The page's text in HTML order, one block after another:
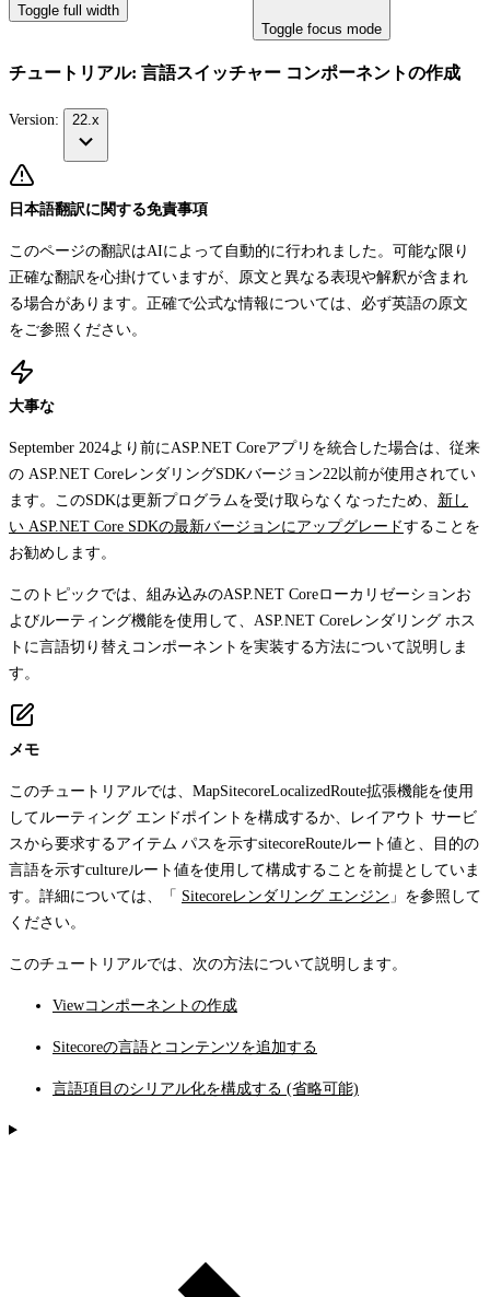
Toggle full width
Toggle focus mode
チュートリアル: 言語スイッチャー コンポーネントの作成
Version: 22.x
日本語翻訳に関する免責事項
このページの翻訳はAIによって自動的に行われました。可能な限り
正確な翻訳を心掛けていますが、原文と異なる表現や解釈が含まれ
る場合があります。正確で公式な情報については、必ず英語の原文
をご参照ください。
大事な
September 2024より前にASP.NET Coreアプリを統合した場合は、従来
の ASP.NET CoreレンダリングSDKバージョン22以前が使用されてい
ます。このSDKは更新プログラムを受け取らなくなったため、 新し
い ASP.NET Core SDKの最新バージョンにアップグレードすることを
お勧めします。
このトピックでは、組み込みのASP.NET Coreローカリゼーションお
よびルーティング機能を使用して、ASP.NET Coreレンダリング ホス
トに言語切り替えコンポーネントを実装する方法について説明しま
す。
メモ
このチュートリアルでは、 MapSitecoreLocalizedRoute拡張機能を使用
してルーティング エンドポイントを構成するか、レイアウト サービ
スから要求するアイテム パスを示すsitecoreRouteルート値と、目的の
言語を示すcultureルート値を使用して構成することを前提としていま
す。詳細については、「 Sitecoreレンダリング エンジン 」を参照して
ください。
このチュートリアルでは、次の方法について説明します。
Viewコンポーネントの作成
Sitecoreの言語とコンテンツを追加する
言語項目のシリアル化を構成する (省略可能)